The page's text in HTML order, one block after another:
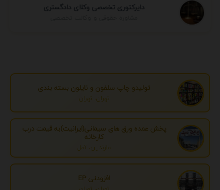
دایرکتوری تخصصی وکلای دادگستری
تولیدو چاپ سلفون و نایلون بسته بندی
تهران، تهران
پخش عمده ورق های سیمانی(ایرانیت)به قیمت درب
کارخانه
مازندران، آمل
افزودنی EP